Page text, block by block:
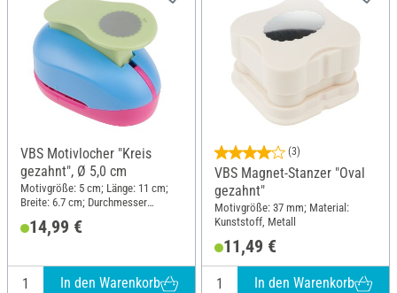
VBS Motivlocher "Kreis
gezahnt", Ø 5,0 cm
Motivgröße: 5 cm; Länge: 11 cm;
Breite: 6.7 cm; Durchmesser
Metall
14,99 €
In den Warenkorb
(3)
VBS Magnet-Stanzer "Oval
gezahnt"
Motivgröße: 37 mm; Material:
Kunststoff, Metall
11,49 €
In den Warenkorb